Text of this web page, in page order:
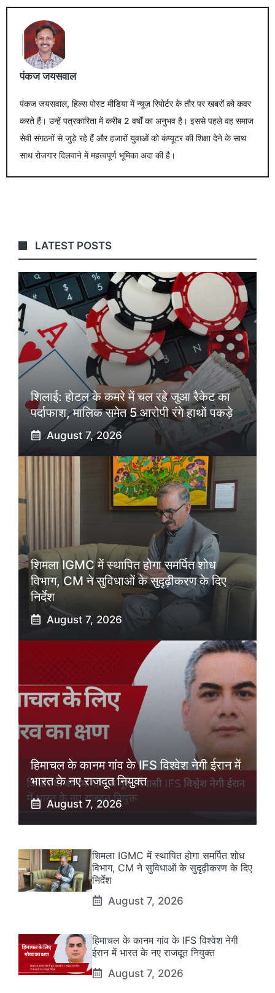
पंकज जयसवाल
पंकज जयसवाल, हिल्स पोस्ट मीडिया में न्यूज़ रिपोर्टर के तौर पर खबरों को कवर
करते हैं। उन्हें पत्रकारिता में करीब 2 वर्षों का अनुभव है। इससे पहले वह समाज
सेवी संगठनों से जुड़े रहे हैं और हजारों युवाओं को कंप्यूटर की शिक्षा देने के साथ
साथ रोजगार दिलवाने में महत्वपूर्ण भूमिका अदा की है।
LATEST POSTS
शिलाई: होटल के कमरे में चल रहे जुआ रैकेट का
पर्दाफाश, मालिक समेत 5 आरोपी रंगे हाथों पकड़े
August 7, 2026
शिमला IGMC में स्थापित होगा समर्पित शोध
विभाग, CM ने सुविधाओं के सुदृढ़ीकरण के दिए
निर्देश
August 7, 2026
हिमाचल के कानम गांव के IFS विश्वेश नेगी ईरान में
भारत के नए राजदूत नियुक्त
August 7, 2026
शिमला IGMC में स्थापित होगा समर्पित शोध
विभाग, CM ने सुविधाओं के सुदृढ़ीकरण के दिए
निर्देश
August 7, 2026
हिमाचल के कानम गांव के IFS विश्वेश नेगी
ईरान में भारत के नए राजदूत नियुक्त
August 7, 2026